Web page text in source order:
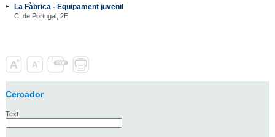
La Fàbrica - Equipament juvenil
C. de Portugal, 2E
Cercador
Text